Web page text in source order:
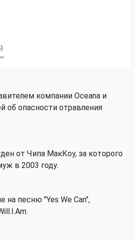
компании Oceana и
об опасности отравления
от Чипа МакКоу, за которого
в 2003 году.
на песню "Yes We Can",